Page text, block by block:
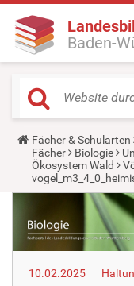
Baden-
Y
o
u
a
r
e
r
e
Fächer & Schularten
Fächer
Biologie
Ökosystem Wald
10.02.2025